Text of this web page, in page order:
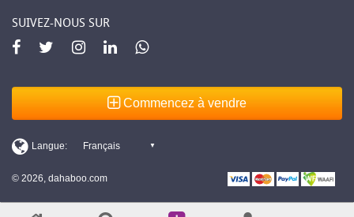
SUIVEZ-NOUS SUR
Commencez à vendre
© 2026, dahaboo.com